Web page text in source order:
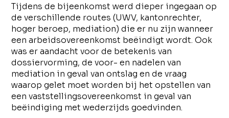
Tijdens de bijeenkomst werd dieper ingegaan op
de verschillende routes (UWV, kantonrechter,
hoger beroep, mediation) die er nu zijn wanneer
een arbeidsovereenkomst beëindigt wordt. Ook
was er aandacht voor de betekenis van
dossiervorming, de voor- en nadelen van
mediation in geval van ontslag en de vraag
waarop gelet moet worden bij het opstellen van
een vaststellingsovereenkomst in geval van
beëindiging met wederzijds goedvinden.